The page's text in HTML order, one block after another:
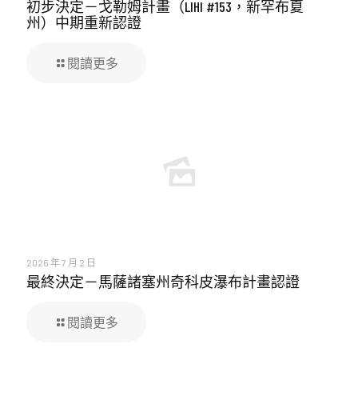
初步決定－戈勒姆計畫（LIHI #153，新罕布夏
州）中期重新認證
閱讀更多
2026 年 7 月 2 日
最終決定－馬薩諸塞州奇科皮瀑布計畫認證
閱讀更多